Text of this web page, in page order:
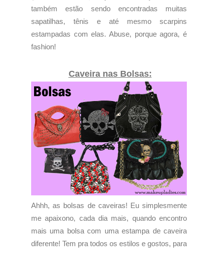
também estão sendo encontradas muitas
sapatilhas, tênis e até mesmo scarpins
estampadas com elas. Abuse, porque agora, é
fashion!
Caveira nas Bolsas:
Ahhh, as bolsas de caveiras! Eu simplesmente
me apaixono, cada dia mais, quando encontro
mais uma bolsa com uma estampa de caveira
diferente! Tem pra todos os estilos e gostos, para